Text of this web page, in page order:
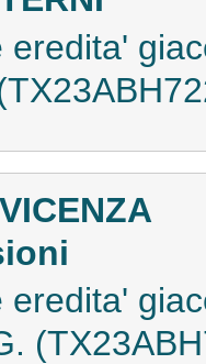
eredita'
eredita'